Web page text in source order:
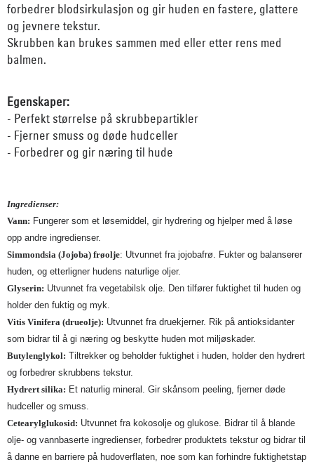
forbedrer blodsirkulasjon og gir huden en fastere, glattere
og jevnere tekstur.
Skrubben kan brukes sammen med eller etter rens med
balmen.
Egenskaper:
- Perfekt størrelse på skrubbepartikler
- Fjerner smuss og døde hudceller
- Forbedrer og gir næring til hude
Ingredienser:
Vann: Fungerer som et løsemiddel, gir hydrering og hjelper med å løse
opp andre ingredienser.
Simmondsia (Jojoba) frøolje: Utvunnet fra jojobafrø. Fukter og balanserer
huden, og etterligner hudens naturlige oljer.
Glyserin: Utvunnet fra vegetabilsk olje. Den tilfører fuktighet til huden og
holder den fuktig og myk.
Vitis Vinifera (drueolje): Utvunnet fra druekjerner. Rik på antioksidanter
som bidrar til å gi næring og beskytte huden mot miljøskader.
Butylenglykol: Tiltrekker og beholder fuktighet i huden, holder den hydrert
og forbedrer skrubbens tekstur.
Hydrert silika: Et naturlig mineral. Gir skånsom peeling, fjerner døde
hudceller og smuss.
Cetearylglukosid: Utvunnet fra kokosolje og glukose. Bidrar til å blande
olje- og vannbaserte ingredienser, forbedrer produktets tekstur og bidrar til
å danne en barriere på hudoverflaten, noe som kan forhindre fuktighetstap